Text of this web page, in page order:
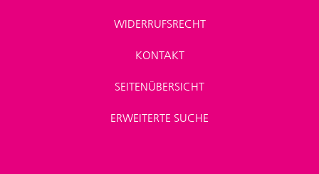
WIDERRUFSRECHT
KONTAKT
SEITENÜBERSICHT
ERWEITERTE SUCHE